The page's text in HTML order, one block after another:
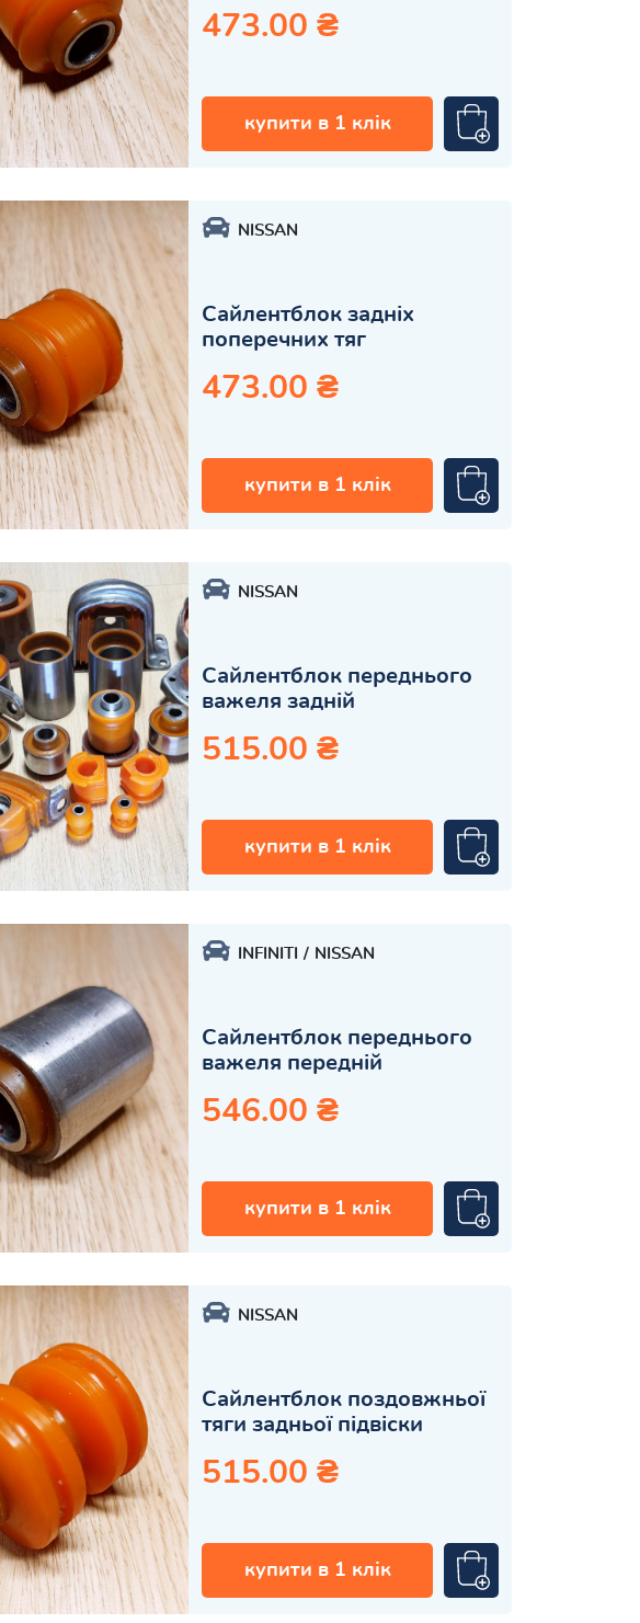
473.00 ₴
купити в 1 клік
NISSAN
Сайлентблок задніх
поперечних тяг
473.00 ₴
купити в 1 клік
NISSAN
Сайлентблок переднього
важеля задній
515.00 ₴
купити в 1 клік
INFINITI NISSAN
Сайлентблок переднього
важеля передній
546.00 ₴
купити в 1 клік
NISSAN
Сайлентблок поздовжньої
тяги задньої підвіски
515.00 ₴
купити в 1 клік